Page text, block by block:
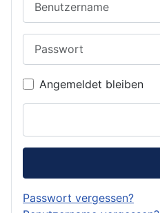
Angemeldet bleiben
Passwort vergessen?